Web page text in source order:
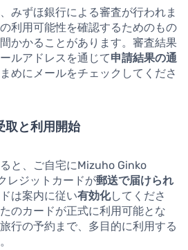
みずほ銀行による審査が行われま
利用可能性を確認するためのもの
かかることがあります。審査結果
ルアドレスを通じて申請結果の通
めにメールをチェックしてくださ
取と利用開始
と、ご自宅にMizuho Ginko
レジットカードが郵送で届けられ
は案内に従い有効化してくださ
のカードが正式に利用可能とな
行の予約まで、多目的に利用する